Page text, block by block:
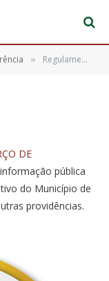
» Regulamentação da LAI
DE
pública
do Município de
providências.